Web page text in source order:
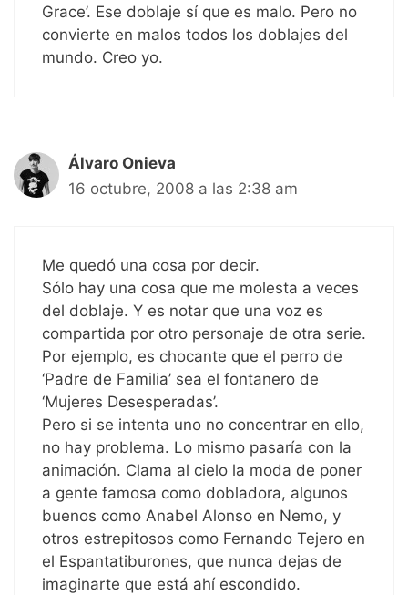
Grace’. Ese doblaje sí que es malo. Pero no
convierte en malos todos los doblajes del
mundo. Creo yo.
Álvaro Onieva
16 octubre, 2008 a las 2:38 am
Me quedó una cosa por decir.
Sólo hay una cosa que me molesta a veces
del doblaje. Y es notar que una voz es
compartida por otro personaje de otra serie.
Por ejemplo, es chocante que el perro de
‘Padre de Familia’ sea el fontanero de
‘Mujeres Desesperadas’.
Pero si se intenta uno no concentrar en ello,
no hay problema. Lo mismo pasaría con la
animación. Clama al cielo la moda de poner
a gente famosa como dobladora, algunos
buenos como Anabel Alonso en Nemo, y
otros estrepitosos como Fernando Tejero en
el Espantatiburones, que nunca dejas de
imaginarte que está ahí escondido.